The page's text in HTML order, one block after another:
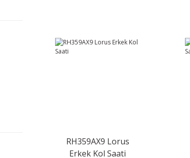
RH359AX9 Lorus
Erkek Kol Saati